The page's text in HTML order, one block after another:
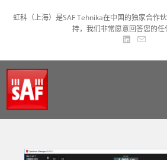
虹科（上海）是SAF Tehnika在中国的独家合作
持，我们非常愿意回答您的任